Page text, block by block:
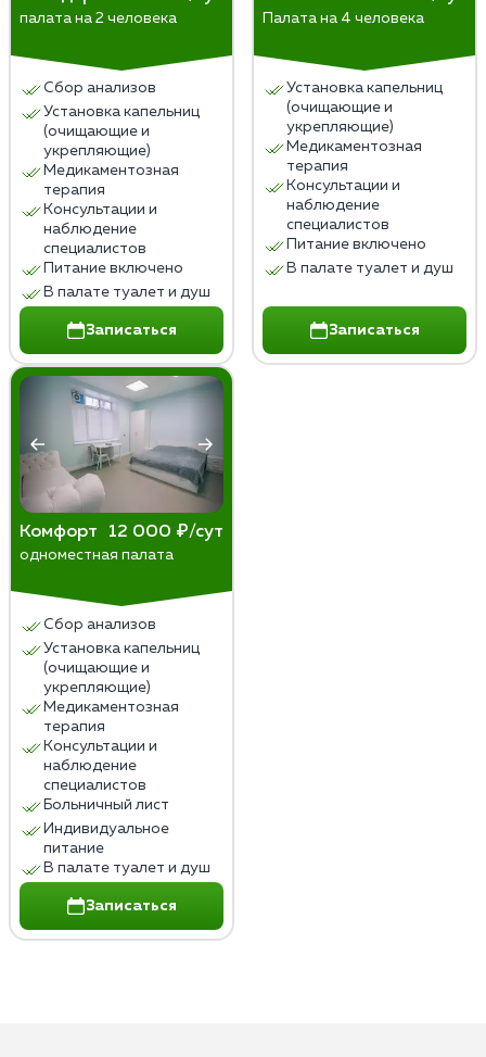
палата на 2 человека
Сбор анализов
Установка капельниц
(очищающие и
укрепляющие)
Медикаментозная
терапия
Консультации и
наблюдение
специалистов
Питание включено
В палате туалет и душ
Записаться
Палата на 4 человека
Установка капельниц
(очищающие и
укрепляющие)
Медикаментозная
терапия
Консультации и
наблюдение
специалистов
Питание включено
В палате туалет и душ
Записаться
Комфорт 12 000 ₽/сут
одноместная палата
Сбор анализов
Установка капельниц
(очищающие и
укрепляющие)
Медикаментозная
терапия
Консультации и
наблюдение
специалистов
Больничный лист
Индивидуальное
питание
В палате туалет и душ
Записаться